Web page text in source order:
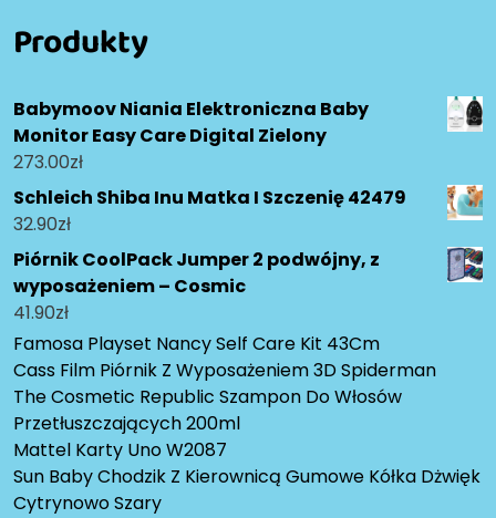
Produkty
Babymoov Niania Elektroniczna Baby
Monitor Easy Care Digital Zielony
273.00zł
Schleich Shiba Inu Matka I Szczenię 42479
32.90zł
Piórnik CoolPack Jumper 2 podwójny, z
wyposażeniem – Cosmic
41.90zł
Famosa Playset Nancy Self Care Kit 43Cm
Cass Film Piórnik Z Wyposażeniem 3D Spiderman
The Cosmetic Republic Szampon Do Włosów
Przetłuszczających 200ml
Mattel Karty Uno W2087
Sun Baby Chodzik Z Kierownicą Gumowe Kółka Dżwięk
Cytrynowo Szary